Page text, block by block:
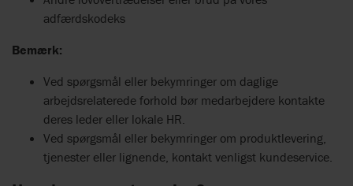
adfærdskodeks
Bemærk:
Ved spørgsmål eller bekymringer om daglige
arbejdsrelaterede forhold bør medarbejdere kontakte
deres leder eller lokale HR.
Ved spørgsmål eller bekymringer om produktlevering,
tjenester eller lignende, kontakt venligst kundeservice.